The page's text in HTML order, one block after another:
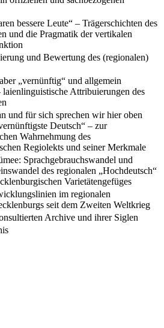
bessere Leute“ – Trägerschichten des
und die Pragmatik der vertikalen
und Bewertung des (regionalen)
„vernünftig“ und allgemein
laienlinguistische Attribuierungen des
und für sich sprechen wir hier oben
Deutsch“ – zur
Wahrnehmung des
Regiolekts und seiner Merkmale
Sprachgebrauchswandel und
des regionalen „Hochdeutsch“
Varietätengefüges
im regionalen
seit dem Zweiten Weltkrieg
Archive und ihrer Siglen